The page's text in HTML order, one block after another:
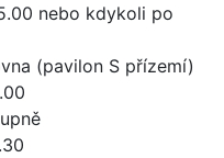
nebo kdykoli po
(pavilon S přízemí)